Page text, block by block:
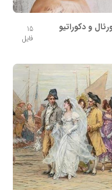
و دکوراتیو
15
فایل